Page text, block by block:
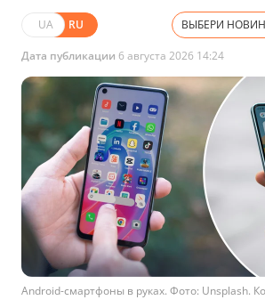
UA RU ВЫБЕРИ
Дата публикации 6 августа 2026 14:24
Android-смартфоны в руках. Фото: Unsplash.